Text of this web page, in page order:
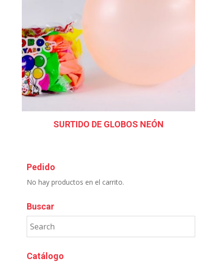
SURTIDO DE GLOBOS NEÓN
Pedido
No hay productos en el carrito.
Buscar
Catálogo